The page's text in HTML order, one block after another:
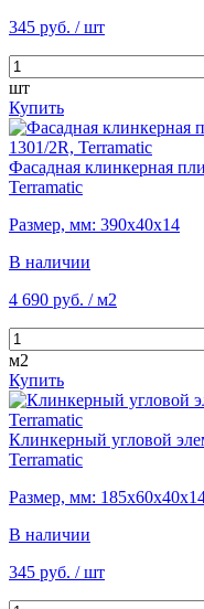
345 руб. / шт
шт
Купить
Фасадная клинкерная
Terramatic
Размер, мм: 390х40х14
В наличии
4 690 руб. / м2
м2
Купить
Клинкерный угловой
Terramatic
Размер, мм:
В наличии
345 руб. / шт